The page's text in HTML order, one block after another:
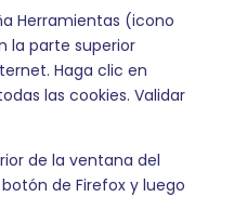
Herramientas (icono
la parte superior
Haga clic en
las cookies. Validar
de la ventana del
de Firefox y luego